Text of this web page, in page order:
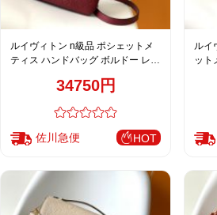
ルイヴィトン n級品 ポシェットメ
ティス ハンドバッグ ボルドー レデ
34750円
佐川急便 HOT
ルイ
ット